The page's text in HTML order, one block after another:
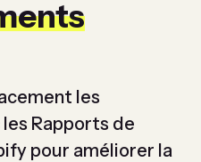
les
Rapports de
pour améliorer la